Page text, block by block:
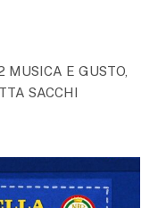
MUSICA E GUSTO,
SACCHI